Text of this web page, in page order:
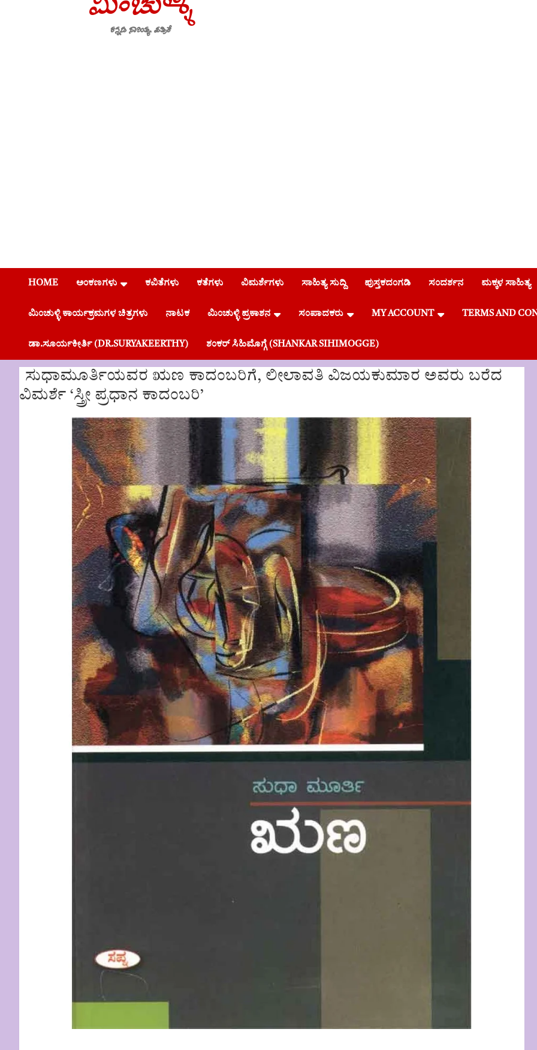
ಕನ್ನಡ ಸಾಹಿತ್ಯ ಪತ್ರಿಕೆ
HOME ಅಂಕಣಗಳು ಕವಿತೆಗಳು ಕತೆಗಳು ವಿಮರ್ಶೆಗಳು ಸಾಹಿತ್ಯ ಸುದ್ದಿ ಪುಸ್ತಕದಂಗಡಿ ಸಂದರ್ಶನ ಮಕ್ಕಳ ಸಾಹಿತ್ಯ
ಮಿಂಚುಳ್ಳಿ ಕಾರ್ಯಕ್ರಮಗಳ ಚಿತ್ರಗಳು ನಾಟಕ ಮಿಂಚುಳ್ಳಿ ಪ್ರಕಾಶನ ಸಂಪಾದಕರು MY ACCOUNT TERMS AND
ಡಾ.ಸೂರ್ಯಕೀರ್ತಿ (DR.SURYAKEERTHY) ಶಂಕರ್ ಸಿಹಿಮೊಗ್ಗೆ (SHANKAR SIHIMOGGE)
ಸುಧಾಮೂರ್ತಿಯವರ ಋಣ ಕಾದಂಬರಿಗೆ, ಲೀಲಾವತಿ ವಿಜಯಕುಮಾರ ಅವರು ಬರೆದ
ವಿಮರ್ಶೆ ‘ಸ್ತ್ರೀ ಪ್ರಧಾನ ಕಾದಂಬರಿ’